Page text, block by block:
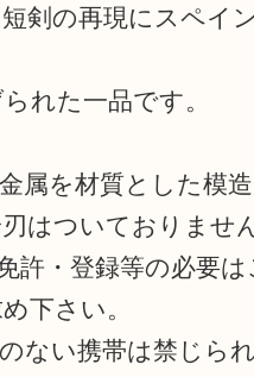
剣の再現にスペイ
れた一品です。
属を材質とした模
はついておりませ
許・登録等の必要
下さい。
ない携帯は禁じら